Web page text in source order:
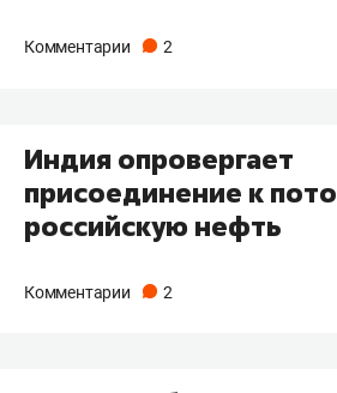
Комментарии 2
Индия опровергает
присоединение к
российскую нефть
Комментарии 2